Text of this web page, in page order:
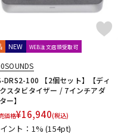
NEW WEB注文店頭受取可
DRS2-100 【2個セット】【ディ
スタビタイザー / 7インチアダ
ー】
価格¥16,940(税込)
ント：1%(154pt)